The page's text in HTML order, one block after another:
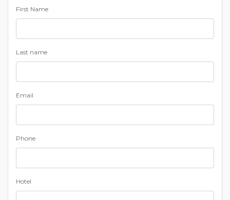
First Name
Last name
Email
Phone
Hotel